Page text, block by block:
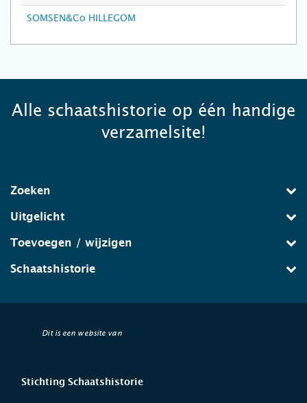
SOMSEN&Co HILLEGOM
Alle schaatshistorie op één handige
verzamelsite!
Zoeken
Uitgelicht
Toevoegen / wijzigen
Schaatshistorie
Dit is een website van
Stichting Schaatshistorie